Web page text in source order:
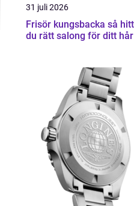
31 juli 2026
Frisör kungsbacka så hittar
du rätt salong för ditt hår